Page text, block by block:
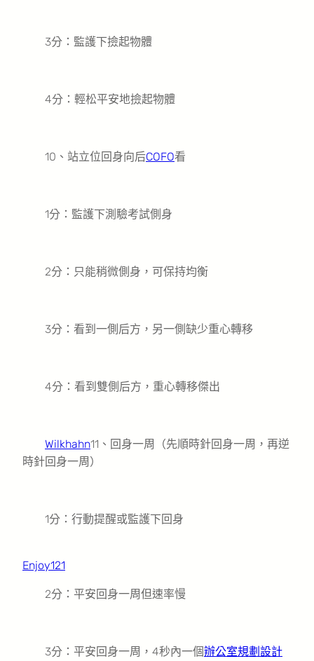
3分：監護下撿起物體
4分：輕松平安地撿起物體
10、站立位回身向后COFO看
1分：監護下測驗考試側身
2分：只能稍微側身，可保持均衡
3分：看到一側后方，另一側缺少重心轉移
4分：看到雙側后方，重心轉移傑出
Wilkhahn11、回身一周（先順時針回身一周，再逆
時針回身一周）
1分：行動提醒或監護下回身
Enjoy121
2分：平安回身一周但速率慢
3分：平安回身一周，4秒內一個辦公室規劃設計